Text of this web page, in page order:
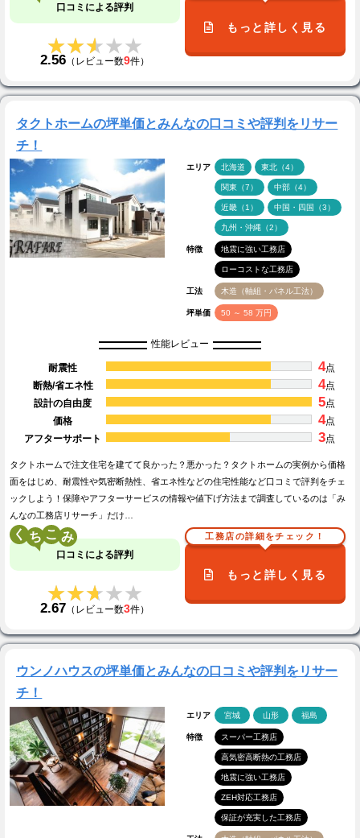
口コミによる評判
★★★★★
★★★★★
2.56 （レビュー数9件）
もっと詳しく見る
タクトホームの坪単価とみんなの口コミや評判をリサー
チ！
エリア 北海道 東北（4）
関東（7） 中部（4）
近畿（1） 中国・四国（3）
九州・沖縄（2）
特徴 地震に強い工務店
ローコストな工務店
工法 木造（軸組・パネル工法）
坪単価 50 ～ 58 万円
性能レビュー
耐震性 4点
断熱/省エネ性
4点
設計の自由度
5点
価格
4点
アフターサポート
3点
タクトホームで注文住宅を建てて良かった？悪かった？タクトホームの実例から価格
面をはじめ、耐震性や気密断熱性、省エネ性などの住宅性能など口コミで評判をチェ
ックしよう！保障やアフターサービスの情報や値下げ方法まで調査しているのは「み
んなの工務店リサーチ」だけ…
く こ
口コミによる評判
★★★★★
★★★★★
2.67 （レビュー数3件）
工務店の詳細をチェック！
もっと詳しく見る
ウンノハウスの坪単価とみんなの口コミや評判をリサー
チ！
エリア 宮城 山形 福島
特徴 スーパー工務店
高気密高断熱の工務店
地震に強い工務店
ZEH対応工務店
保証が充実した工務店